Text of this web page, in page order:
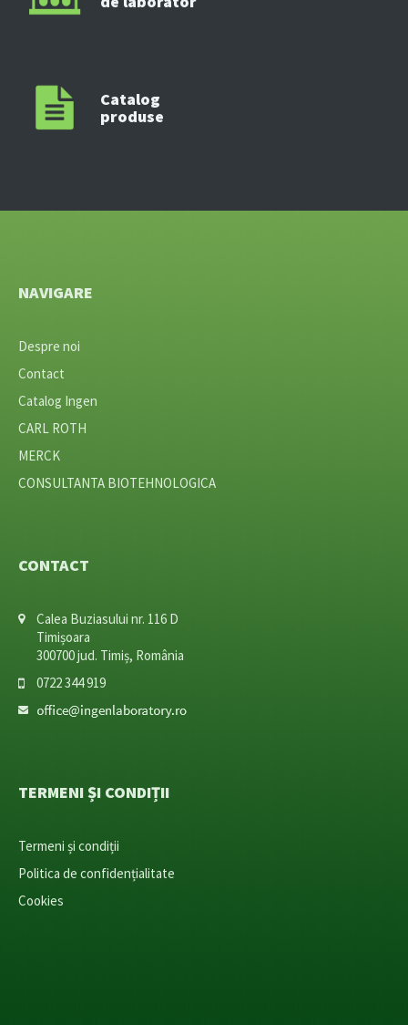
Catalog
produse
NAVIGARE
Despre noi
Contact
Catalog Ingen
CARL ROTH
MERCK
CONSULTANTA BIOTEHNOLOGICA
CONTACT
Calea Buziasului nr. 116 D
Timișoara
300700 jud. Timiș, România
0722 344 919
TERMENI ȘI CONDIȚII
Termeni și condiții
Politica de confidențialitate
Cookies